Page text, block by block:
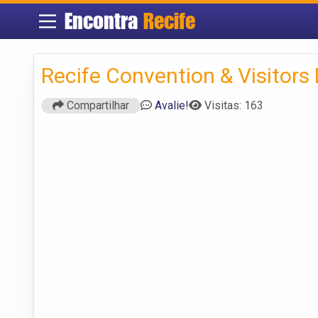
Encontra Recife
Recife Convention & Visitors
Compartilhar Avalie! Visitas: 163